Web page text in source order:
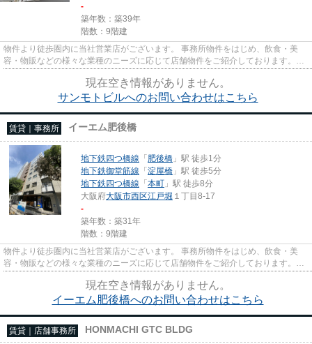
-
築年数：築39年
階数：9階建
物件より徒歩圏内に当社営業店がございます。 事務所物件をはじめ、飲食・美
容・物販などの様々な業種のニーズに応じて店舗物件をご紹介しております。
尚、弊社ではおとり広告は一切...
現在空き情報がありません。
サンモトビルへのお問い合わせはこちら
賃貸｜事務所 イーエム肥後橋
地下鉄四つ橋線 「肥後橋 」駅 徒歩1分
地下鉄御堂筋線 「淀屋橋 」駅 徒歩5分
地下鉄四つ橋線 「本町 」駅 徒歩8分
大阪府大阪市西区江戸堀 １丁目8-17
-
築年数：築31年
階数：9階建
物件より徒歩圏内に当社営業店がございます。 事務所物件をはじめ、飲食・美
容・物販などの様々な業種のニーズに応じて店舗物件をご紹介しております。
尚、弊社ではおとり広告は一切...
現在空き情報がありません。
イーエム肥後橋へのお問い合わせはこちら
賃貸｜店舗事務所 HONMACHI GTC BLDG